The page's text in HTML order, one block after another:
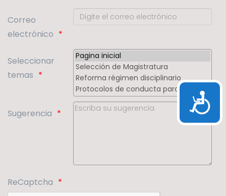
Correo
electrónico
Seleccionar
temas
Sugerencia
ReCaptcha